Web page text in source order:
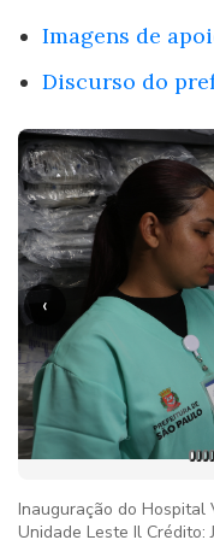
Imagens de
Discurso do
‹
Inauguração do Hospital
Unidade Leste Il Crédito: